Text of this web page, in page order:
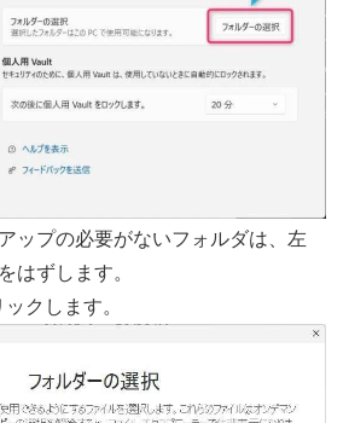
ップの必要がないフォルダは、左
はずします。
クします。